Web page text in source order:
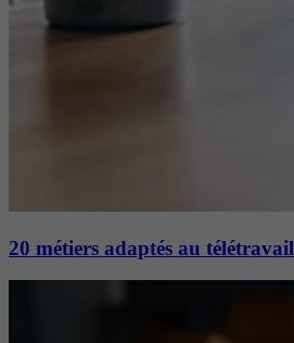
20 métiers adaptés au télétravail